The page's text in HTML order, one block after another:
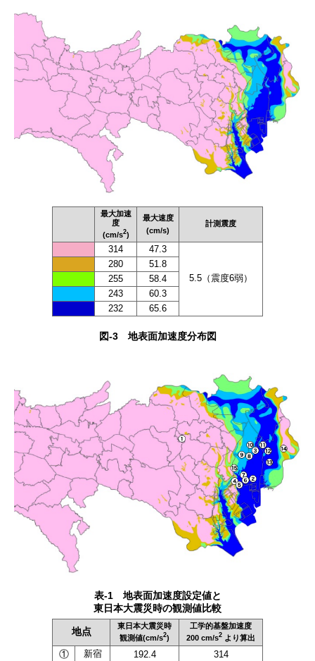
最大加速
度
(cm/s2)
最大速度
(cm/s)
計測震度
314 47.3
5.5（震度6弱）
280
51.8
255
58.4
243
60.3
232
65.6
図-3 地表面加速度分布図
表-1 地表面加速度設定値と
東日本大震災時の観測値比較
地点
東日本大震災時
観測値(cm/s2)
工学的基盤加速度
200 cm/s2 より算出
① 新宿 192.4 314